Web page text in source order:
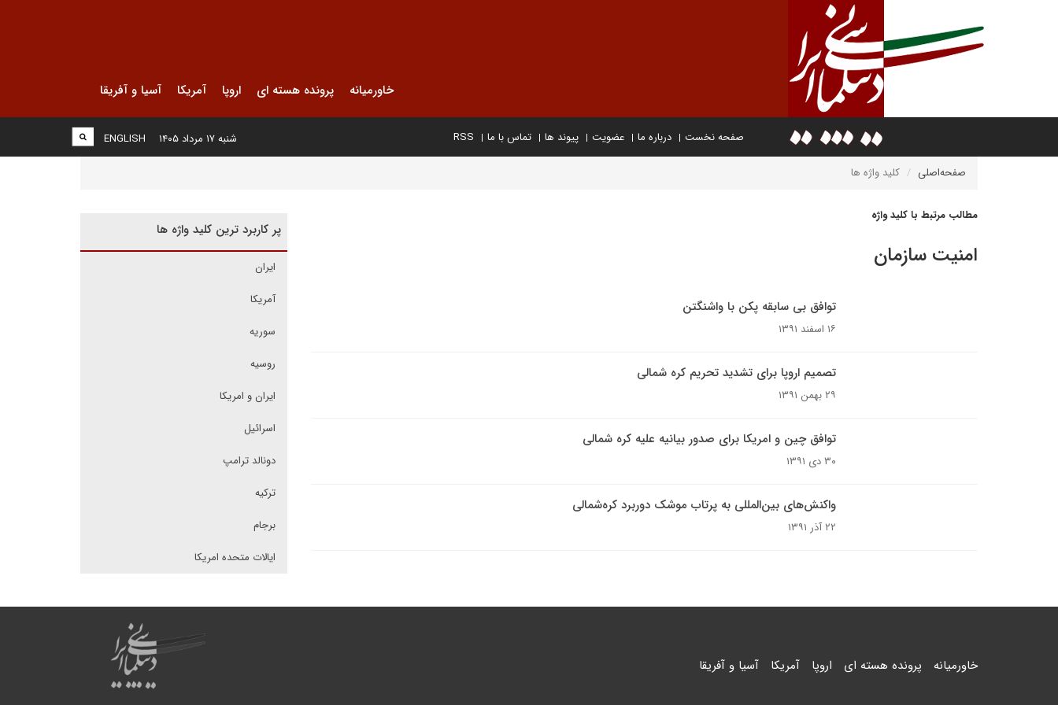
خاورمیانه پرونده هسته ای اروپا آمریکا آسیا و آفریقا
صفحه نخست درباره ما عضویت پیوند ها تماس با ما RSS
ENGLISH شنبه ۱۷ مرداد ۱۴۰۵
صفحه‌اصلی کلید واژه ها
مطالب مرتبط با کلید واژه
امنیت سازمان
توافق بی سابقه پکن با واشنگتن
۱۶ اسفند ۱۳۹۱
تصمیم اروپا برای تشدید تحریم‌ کره شمالی
۲۹ بهمن ۱۳۹۱
توافق چین و امریکا برای صدور بیانیه علیه کره شمالی
۳۰ دی ۱۳۹۱
واکنش‌های بین‌المللی به پرتاب موشک دوربرد کره‌شمالی
۲۲ آذر ۱۳۹۱
پر کاربرد ترین کلید واژه ها
ایران
آمریکا
سوریه
روسیه
ایران و امریکا
اسرائیل
دونالد ترامپ
ترکیه
برجام
ایالات متحده امریکا
خاورمیانه پرونده هسته ای اروپا آمریکا آسیا و آفریقا